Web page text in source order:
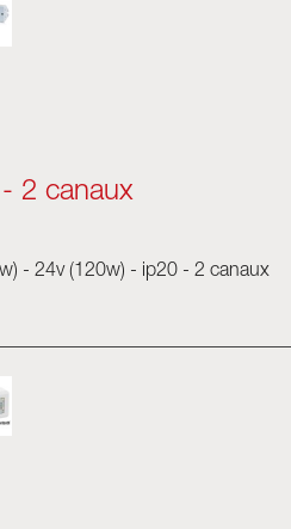
2 canaux
- 24v (120w) - ip20 - 2 canaux